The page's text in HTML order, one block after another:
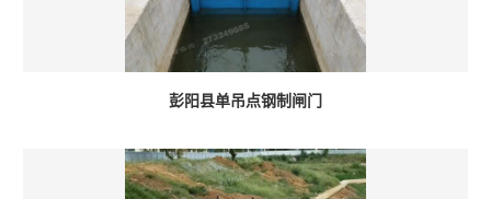
彭阳县单吊点钢制闸门